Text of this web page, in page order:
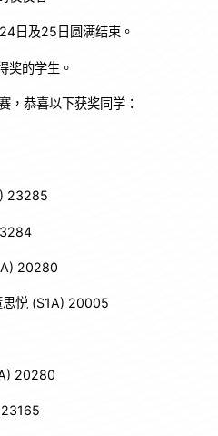
日及25日圆满结束。
奖的学生。
，恭喜以下获奖同学：
23285
20280
悦 (S1A) 20005
20280